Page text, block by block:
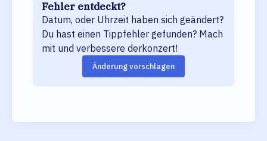
Fehler entdeckt?
Datum, oder Uhrzeit haben sich geändert?
Du hast einen Tippfehler gefunden? Mach
mit und verbessere derkonzert!
Änderung vorschlagen